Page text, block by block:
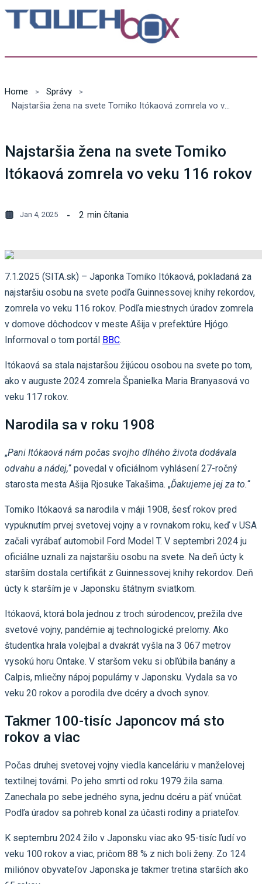
Home
Správy
Najstaršia žena na svete Tomiko Itókaová zomrela vo veku 116 rokov
Najstaršia žena na svete Tomiko
Itókaová zomrela vo veku 116 rokov
Jan 4, 2025 2 min čítania
7.1.2025 (SITA.sk) – Japonka Tomiko Itókaová, pokladaná za
najstaršiu osobu na svete podľa Guinnessovej knihy rekordov,
zomrela vo veku 116 rokov. Podľa miestnych úradov zomrela
v domove dôchodcov v meste Ašija v prefektúre Hjógo.
Informoval o tom portál BBC.
Itókaová sa stala najstaršou žijúcou osobou na svete po tom,
ako v auguste 2024 zomrela Španielka Maria Branyasová vo
veku 117 rokov.
Narodila sa v roku 1908
„Pani Itókaová nám počas svojho dlhého života dodávala
odvahu a nádej,“ povedal v oficiálnom vyhlásení 27-ročný
starosta mesta Ašija Rjosuke Takašima. „Ďakujeme jej za to.“
Tomiko Itókaová sa narodila v máji 1908, šesť rokov pred
vypuknutím prvej svetovej vojny a v rovnakom roku, keď v USA
začali vyrábať automobil Ford Model T. V septembri 2024 ju
oficiálne uznali za najstaršiu osobu na svete. Na deň úcty k
starším dostala certifikát z Guinnessovej knihy rekordov. Deň
úcty k starším je v Japonsku štátnym sviatkom.
Itókaová, ktorá bola jednou z troch súrodencov, prežila dve
svetové vojny, pandémie aj technologické prelomy. Ako
študentka hrala volejbal a dvakrát vyšla na 3 067 metrov
vysokú horu Ontake. V staršom veku si obľúbila banány a
Calpis, mliečny nápoj populárny v Japonsku. Vydala sa vo
veku 20 rokov a porodila dve dcéry a dvoch synov.
Takmer 100-tisíc Japoncov má sto
rokov a viac
Počas druhej svetovej vojny viedla kanceláriu v manželovej
textilnej továrni. Po jeho smrti od roku 1979 žila sama.
Zanechala po sebe jedného syna, jednu dcéru a päť vnúčat.
Podľa úradov sa pohreb konal za účasti rodiny a priateľov.
K septembru 2024 žilo v Japonsku viac ako 95-tisíc ľudí vo
veku 100 rokov a viac, pričom 88 % z nich boli ženy. Zo 124
miliónov obyvateľov Japonska je takmer tretina starších ako